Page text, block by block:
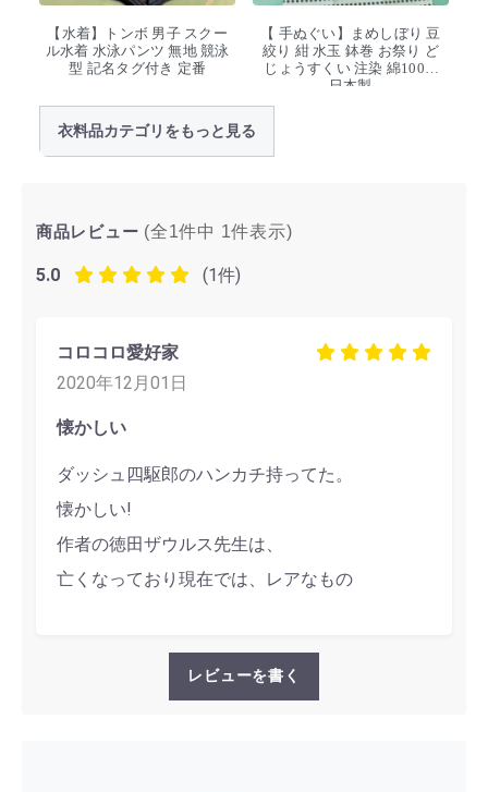
【水着】トンボ 男子 スクー
ル水着 水泳パンツ 無地 競泳
型 記名タグ付き 定番
【 手ぬぐい】まめしぼり 豆
絞り 紺 水玉 鉢巻 お祭り ど
じょうすくい 注染 綿100%
日本製
衣料品カテゴリをもっと見る
商品レビュー (全1件中 1件表示)
5.0 (1件)
コロコロ愛好家
2020年12月01日
懐かしい
ダッシュ四駆郎のハンカチ持ってた。
懐かしい!
作者の徳田ザウルス先生は、
亡くなっており現在では、レアなもの
レビューを書く